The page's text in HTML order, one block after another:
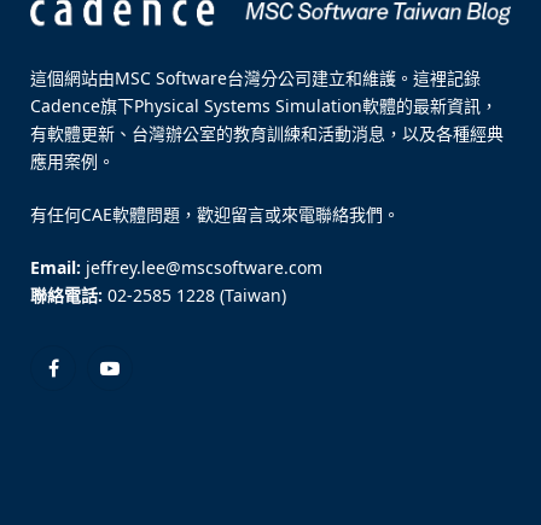
這個網站由MSC Software台灣分公司建立和維護。這裡記錄
Cadence旗下Physical Systems Simulation軟體的最新資訊，
有軟體更新、台灣辦公室的教育訓練和活動消息，以及各種經典
應用案例。
有任何CAE軟體問題，歡迎留言或來電聯絡我們。
Email: jeffrey.lee@mscsoftware.com
聯絡電話: 02-2585 1228 (Taiwan)
FacebookYouTube